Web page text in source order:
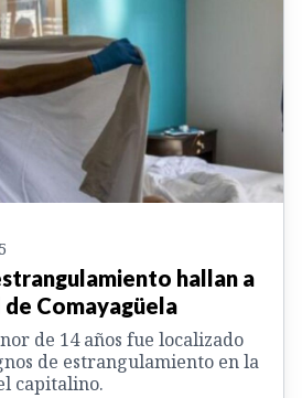
hallan a
Comayagüela
de 14 años fue localizado
de estrangulamiento en la
capitalino.